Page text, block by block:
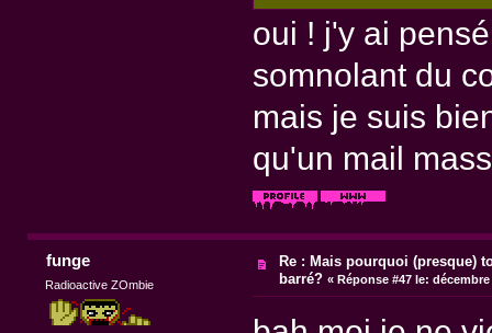
oui ! j'y ai
somnolant du
mais je suis
qu'un mail
funge
Radioactive ZOmbie
Re : Mais pourquoi (presque)
barré? «Réponse #47 le: décembre